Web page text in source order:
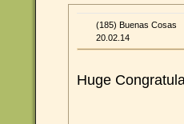
(185) Buenas Cosas
20.02.14
Huge